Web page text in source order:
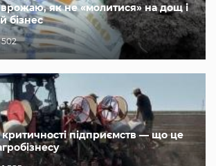
як не «молитися» на дощ і
бізнес
502
критичності підприємств — що це